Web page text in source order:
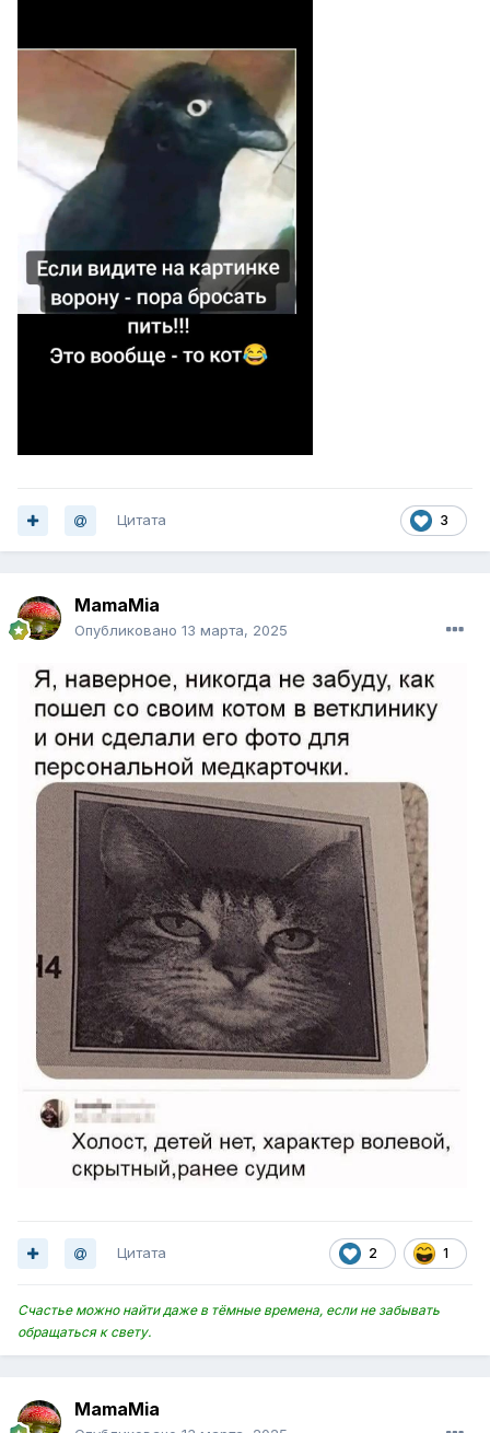
3
Цитата
MamaMia
Опубликовано 13 марта, 2025
2 1
Цитата
Счастье можно найти даже в тёмные времена, если не забывать
обращаться к свету.
MamaMia